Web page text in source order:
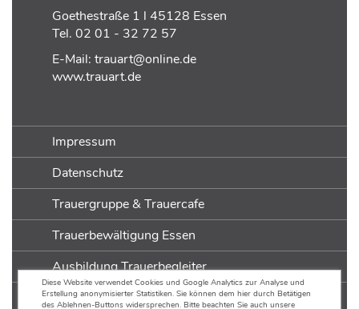
Goethestraße 1 l 45128 Essen
Tel. 02 01 - 32 72 57
E-Mail: trauart@online.de
www.trauart.de
Impressum
Datenschutz
Trauergruppe & Trauercafe
Trauerbewältigung Essen
Ausbildung Trauerbegleiter
Ausbildung Trauerarbeit
Diese Website verwendet Cookies und Google Analytics zur Analyse und
Erstellung anonymisierter Statistiken. Sie können dem hier durch Betätigen
des Ablehnen-Buttons widersprechen. Bitte beachten Sie auch unsere